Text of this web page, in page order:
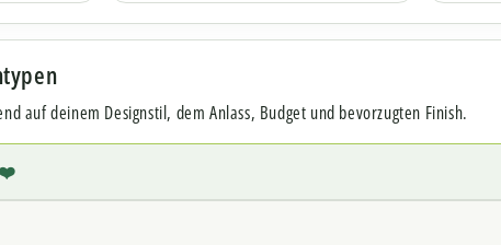
auf deinem Designstil, dem Anlass, Budget und bevorzugten Finish.
❤️